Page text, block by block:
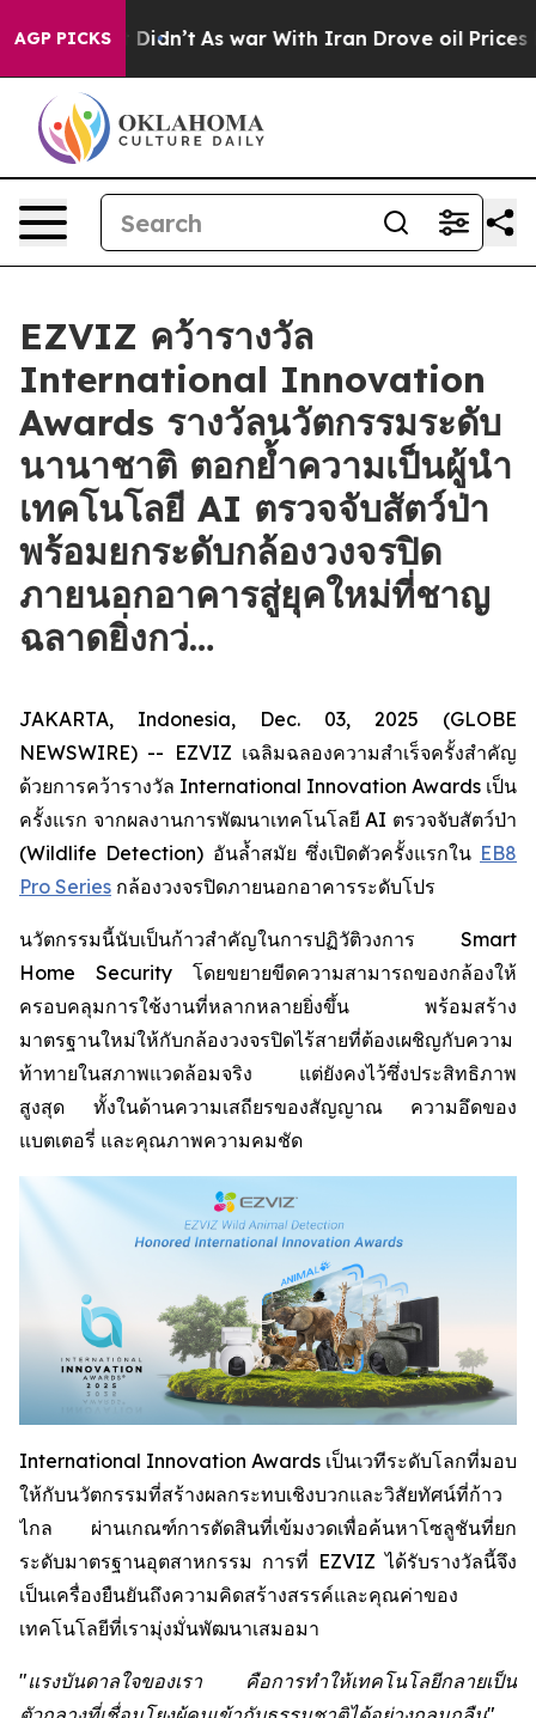
AGP PICKS
it Didn’t As war With Iran Drove oil Prices
EZVIZ คว้ารางวัล
International Innovation
Awards รางวัลนวัตกรรมระดับ
นานาชาติ ตอกย้ำความเป็นผู้นำ
เทคโนโลยี AI ตรวจจับสัตว์ป่า
พร้อมยกระดับกล้องวงจรปิด
ภายนอกอาคารสู่ยุคใหม่ที่ชาญ
ฉลาดยิ่งกว่…
JAKARTA, Indonesia, Dec. 03, 2025 (GLOBE
NEWSWIRE) -- EZVIZ เฉลิมฉลองความสำเร็จครั้งสำคัญ
ด้วยการคว้ารางวัล International Innovation Awards เป็น
ครั้งแรก จากผลงานการพัฒนาเทคโนโลยี AI ตรวจจับสัตว์ป่า
(Wildlife Detection) อันล้ำสมัย ซึ่งเปิดตัวครั้งแรกใน EB8
Pro Series กล้องวงจรปิดภายนอกอาคารระดับโปร
นวัตกรรมนี้นับเป็นก้าวสำคัญในการปฏิวัติวงการ Smart
Home Security โดยขยายขีดความสามารถของกล้องให้
ครอบคลุมการใช้งานที่หลากหลายยิ่งขึ้น พร้อมสร้าง
มาตรฐานใหม่ให้กับกล้องวงจรปิดไร้สายที่ต้องเผชิญกับความ
ท้าทายในสภาพแวดล้อมจริง แต่ยังคงไว้ซึ่งประสิทธิภาพ
สูงสุด ทั้งในด้านความเสถียรของสัญญาณ ความอึดของ
แบตเตอรี่ และคุณภาพความคมชัด
International Innovation Awards เป็นเวทีระดับโลกที่มอบ
ให้กับนวัตกรรมที่สร้างผลกระทบเชิงบวกและวิสัยทัศน์ที่ก้าว
ไกล ผ่านเกณฑ์การตัดสินที่เข้มงวดเพื่อค้นหาโซลูชันที่ยก
ระดับมาตรฐานอุตสาหกรรม การที่ EZVIZ ได้รับรางวัลนี้จึง
เป็นเครื่องยืนยันถึงความคิดสร้างสรรค์และคุณค่าของ
เทคโนโลยีที่เรามุ่งมั่นพัฒนาเสมอมา
"แรงบันดาลใจของเรา คือการทำให้เทคโนโลยีกลายเป็น